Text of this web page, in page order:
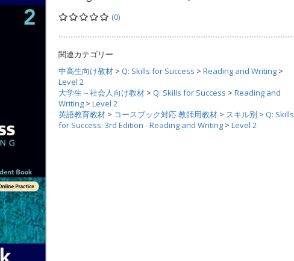
(0)
関連カテゴリー
中高生向け教材 > Q: Skills for Success > Reading and Writing >
Level 2
大学生～社会人向け教材 > Q: Skills for Success > Reading and
Writing > Level 2
英語教育教材 > コースブック対応 教師用教材 > スキル別 > Q: Skills
for Success: 3rd Edition - Reading and Writing > Level 2